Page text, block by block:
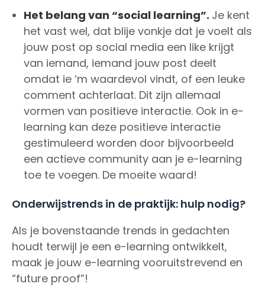
Het belang van “social learning”. Je kent
het vast wel, dat blije vonkje dat je voelt als
jouw post op social media een like krijgt
van iemand, iemand jouw post deelt
omdat ie ‘m waardevol vindt, of een leuke
comment achterlaat. Dit zijn allemaal
vormen van positieve interactie. Ook in e-
learning kan deze positieve interactie
gestimuleerd worden door bijvoorbeeld
een actieve community aan je e-learning
toe te voegen. De moeite waard!
Onderwijstrends in de praktijk: hulp nodig?
Als je bovenstaande trends in gedachten
houdt terwijl je een e-learning ontwikkelt,
maak je jouw e-learning vooruitstrevend en
“future proof”!